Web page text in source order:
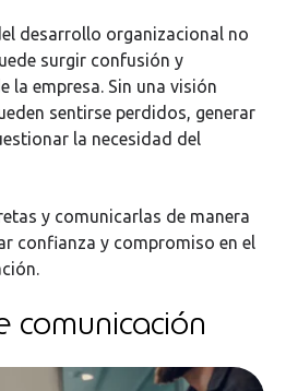
desarrollo organizacional no
surgir confusión y
la empresa. Sin una visión
sentirse perdidos, generar
la necesidad del
y comunicarlas de manera
confianza y compromiso en el
comunicación